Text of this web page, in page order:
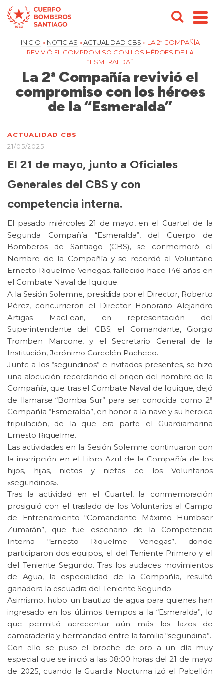
INICIO » NOTICIAS » ACTUALIDAD CBS » LA 2ª COMPAÑÍA
REVIVIÓ EL COMPROMISO CON LOS HÉROES DE LA
“ESMERALDA”
La 2ª Compañía revivió el
compromiso con los héroes
de la “Esmeralda”
ACTUALIDAD CBS
21/05/2025
El 21 de mayo, junto a Oficiales
Generales del CBS y con
competencia interna.
El pasado miércoles 21 de mayo, en el Cuartel de la
Segunda Compañía “Esmeralda”, del Cuerpo de
Bomberos de Santiago (CBS), se conmemoró el
Nombre de la Compañía y se recordó al Voluntario
Ernesto Riquelme Venegas, fallecido hace 146 años en
el Combate Naval de Iquique.
A la Sesión Solemne, presidida por el Director, Roberto
Pérez, concurrieron el Director Honorario Alejandro
Artigas MacLean, en representación del
Superintendente del CBS; el Comandante, Giorgio
Tromben Marcone, y el Secretario General de la
Institución, Jerónimo Carcelén Pacheco.
Junto a los “segundinos” e invitados presentes, se hizo
una alocución recordando el origen del nombre de la
Compañía, que tras el Combate Naval de Iquique, dejó
de llamarse “Bomba Sur” para ser conocida como 2ª
Compañía “Esmeralda”, en honor a la nave y su heroica
tripulación, de la que era parte el Guardiamarina
Ernesto Riquelme.
Las actividades en la Sesión Solemne continuaron con
la inscripción en el Libro Azul de la Compañía de los
hijos, hijas, nietos y nietas de los Voluntarios
«segundinos».
Tras la actividad en el Cuartel, la conmemoración
prosiguió con el traslado de los Voluntarios al Campo
de Entrenamiento “Comandante Máximo Humbser
Zumarán”, que fue escenario de la Competencia
Interna “Ernesto Riquelme Venegas”, donde
participaron dos equipos, el del Teniente Primero y el
del Teniente Segundo. Tras los audaces movimientos
de Agua, la especialidad de la Compañía, resultó
ganadora la escuadra del Teniente Segundo.
Asimismo, hubo un bautizo de agua para quienes han
ingresado en los últimos tiempos a la “Esmeralda”, lo
que permitió acrecentar aún más los lazos de
camaradería y hermandad entre la familia “segundina”.
Con ello se puso el broche de oro a un día muy
especial que se inició a las 08:00 horas del 21 de mayo
de 2025, cuando la Guardia Nocturna izó el Pabellón